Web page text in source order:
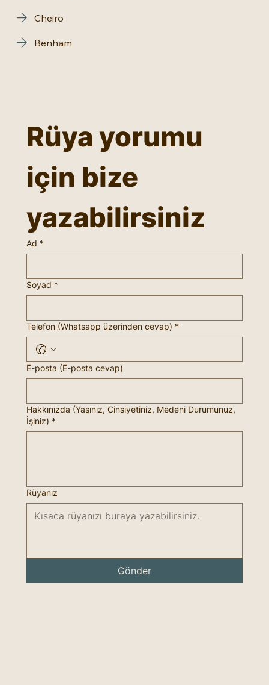
Cheiro
Benham
Rüya yorumu
için bize
yazabilirsiniz
Ad *
Soyad *
Telefon (Whatsapp üzerinden cevap) *
E-posta (E-posta cevap)
Hakkınızda (Yaşınız, Cinsiyetiniz, Medeni Durumunuz,
İşiniz) *
Rüyanız
Gönder